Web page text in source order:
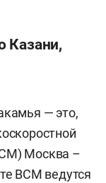
Казани,
— это,
Москва –
ВСМ ведутся